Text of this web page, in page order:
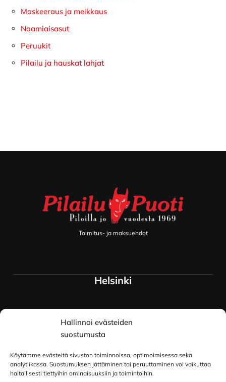
Hallinnoi evästeiden
suostumusta
Käytämme evästeitä sivuston toiminnoissa, optimoimisessa sekä
analytiikassa. Suostumuksen jättäminen tai peruuttaminen voi vaikuttaa
haitallisesti tiettyihin ominaisuuksiin ja toimintoihin.
Maskeeraus ja meikkaus
Naamiaisasut
Peruukit
Pilailu ja hauskat lahjat
Toimitus- ja maksuehdot
Helsinki
Myymälä ja keskusvarasto
Siltavuorenranta 18
00170 Helsinki
Oulu